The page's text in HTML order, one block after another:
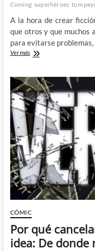
Coming superhéroes tom
A la hora de crear
que otros y que
para evitarse
Ver másSecond
Russell,
Richard
Pace
y
AHOY
Comics
nos
presentan
el
divertido
regreso
de
Jesucristo
CÓMIC
Por qué
idea: De donde